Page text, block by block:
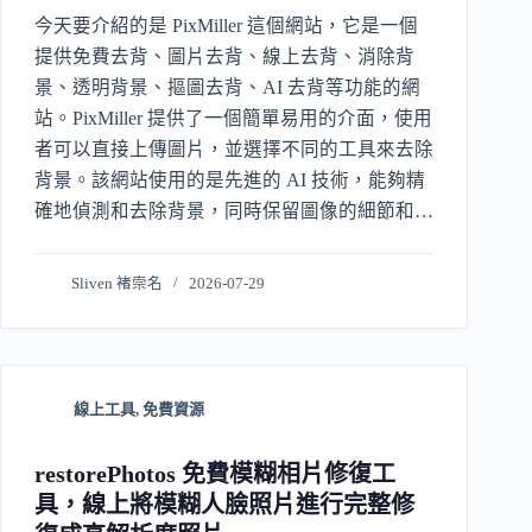
今天要介紹的是 PixMiller 這個網站，它是一個
提供免費去背、圖片去背、線上去背、消除背
景、透明背景、摳圖去背、AI 去背等功能的網
站。PixMiller 提供了一個簡單易用的介面，使用
者可以直接上傳圖片，並選擇不同的工具來去除
背景。該網站使用的是先進的 AI 技術，能夠精
確地偵測和去除背景，同時保留圖像的細節和清
Sliven 褚崇名 2026-07-29
線上工具, 免費資源
restorePhotos 免費模糊相片修復工
具，線上將模糊人臉照片進行完整修